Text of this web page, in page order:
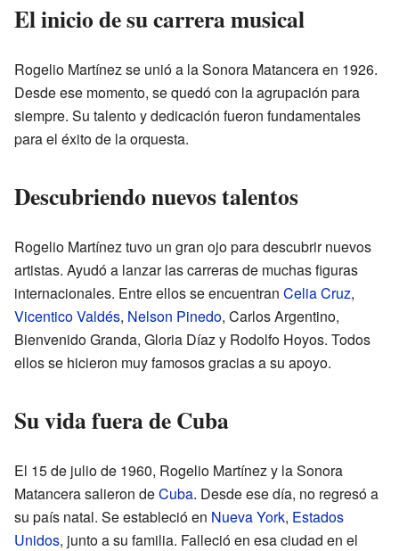
El inicio de su carrera musical
Rogelio Martínez se unió a la Sonora Matancera en 1926.
Desde ese momento, se quedó con la agrupación para
siempre. Su talento y dedicación fueron fundamentales
para el éxito de la orquesta.
Descubriendo nuevos talentos
Rogelio Martínez tuvo un gran ojo para descubrir nuevos
artistas. Ayudó a lanzar las carreras de muchas figuras
internacionales. Entre ellos se encuentran Celia Cruz,
Vicentico Valdés, Nelson Pinedo, Carlos Argentino,
Bienvenido Granda, Gloria Díaz y Rodolfo Hoyos. Todos
ellos se hicieron muy famosos gracias a su apoyo.
Su vida fuera de Cuba
El 15 de julio de 1960, Rogelio Martínez y la Sonora
Matancera salieron deCuba. Desde ese día, no regresó a
su país natal. Se estableció en Nueva York, Estados
Unidos, junto a su familia. Falleció en esa ciudad en el